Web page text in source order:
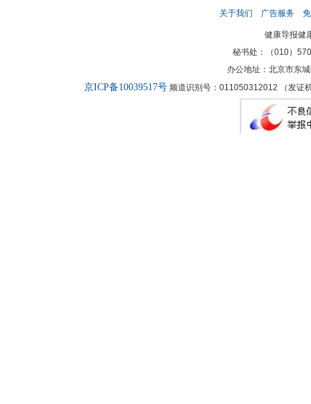
关于我们 广告服务
健康导报健
秘书处：（010）
办公地址：北京市东
京ICP备10039517号频道识别号：011050312012 （发证